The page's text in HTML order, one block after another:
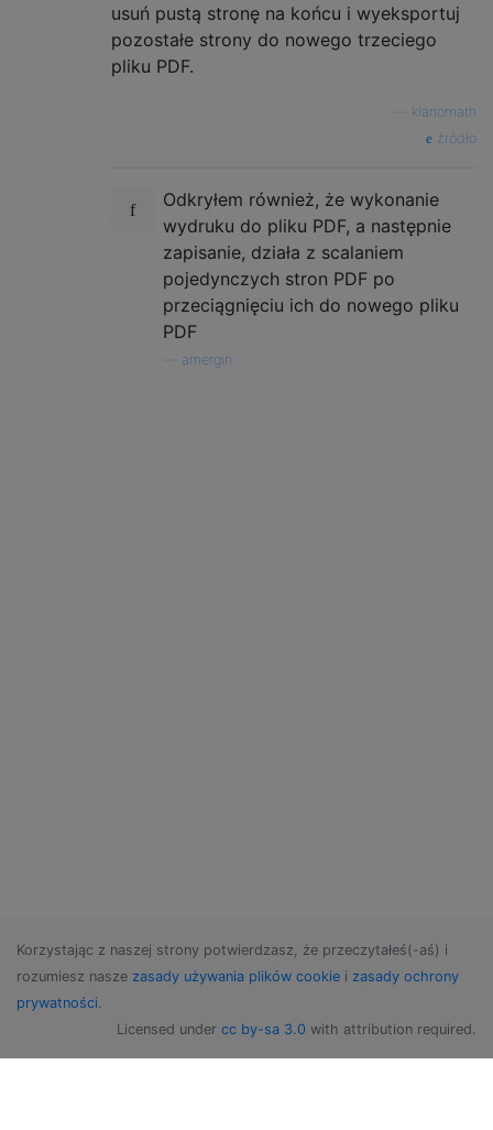
usuń pustą stronę na końcu i wyeksportuj
pozostałe strony do nowego trzeciego
pliku PDF.
klanomath
źródło
Odkryłem również, że wykonanie
wydruku do pliku PDF, a następnie
zapisanie, działa z scalaniem
pojedynczych stron PDF po
przeciągnięciu ich do nowego pliku
PDF
amergin
Korzystając z naszej strony potwierdzasz, że przeczytałeś(-aś) i
rozumiesz nasze zasady używania plików cookie i zasady ochrony
prywatności.
Licensed under cc by-sa 3.0 with attribution required.